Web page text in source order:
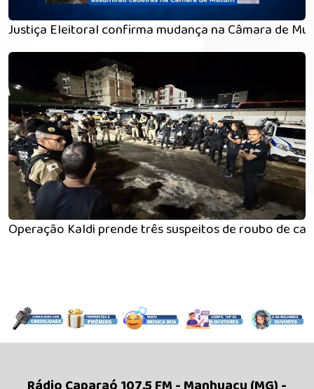
Justiça Eleitoral confirma mudança na Câmara de
Operação Kaldi prende três suspeitos de roubo de